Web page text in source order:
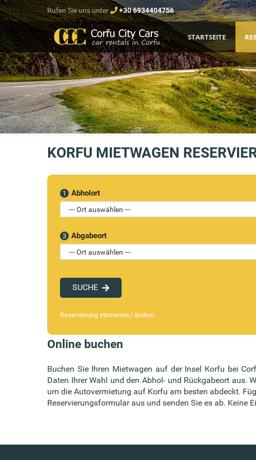
Rufen Sie uns unter +30 6934404756
STARTSEITE
KORFU MIETWAGEN
1 Abholort
3 Abgabeort
SUCHE
Reservierung stornieren / ändern
Online buchen
Buchen Sie Ihren Mietwagen auf der Insel Korfu bei
Daten Ihrer Wahl und den Abhol- und Rückgabeort aus.
um die Autovermietung auf Korfu am besten abdeckt.
Reservierungsformular aus und senden Sie es ab. Keine